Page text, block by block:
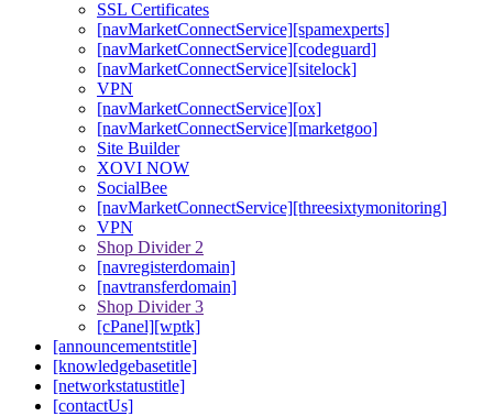
SSL Certificates
[navMarketConnectService][spamexperts]
[navMarketConnectService][codeguard]
[navMarketConnectService][sitelock]
VPN
[navMarketConnectService][ox]
[navMarketConnectService][marketgoo]
Site Builder
XOVI NOW
SocialBee
[navMarketConnectService][threesixtymonitoring]
VPN
Shop Divider 2
[navregisterdomain]
[navtransferdomain]
Shop Divider 3
[cPanel][wptk]
[announcementstitle]
[knowledgebasetitle]
[networkstatustitle]
[contactUs]